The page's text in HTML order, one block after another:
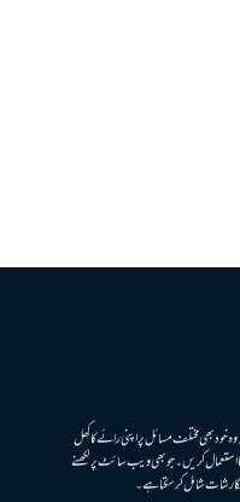
خود بھی مختلف مسائل پر اپنی رائے کا کھل
کریں۔ جو بھی ویب سائٹ پر لکھنے
نگارشات شامل کرسکتا ہے۔